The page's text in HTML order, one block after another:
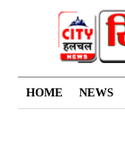
HOME NEWS